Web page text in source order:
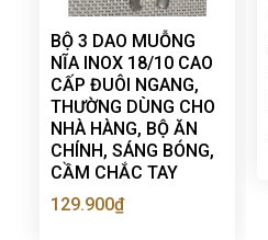
BỘ 3 DAO MUỖNG
NĨA INOX 18/10 CAO
CẤP ĐUÔI NGANG,
THƯỜNG DÙNG CHO
NHÀ HÀNG, BỘ ĂN
CHÍNH, SÁNG BÓNG,
CẦM CHẮC TAY
129.900₫